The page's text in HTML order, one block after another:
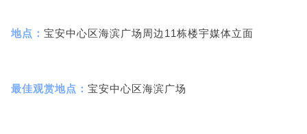
地点： 宝安中心区海滨广场周边11栋楼宇媒体立面
最佳观赏地点： 宝安中心区海滨广场